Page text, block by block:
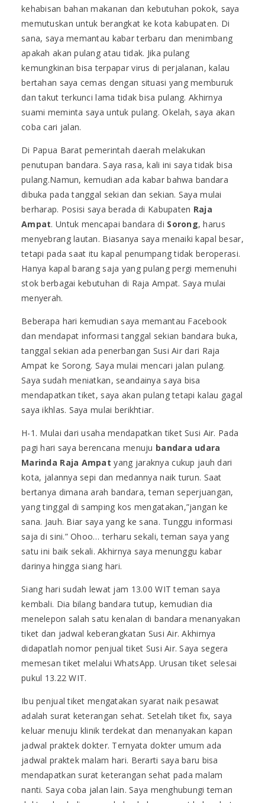
kehabisan bahan makanan dan kebutuhan pokok, saya
memutuskan untuk berangkat ke kota kabupaten. Di
sana, saya memantau kabar terbaru dan menimbang
apakah akan pulang atau tidak. Jika pulang
kemungkinan bisa terpapar virus di perjalanan, kalau
bertahan saya cemas dengan situasi yang memburuk
dan takut terkunci lama tidak bisa pulang. Akhirnya
suami meminta saya untuk pulang. Okelah, saya akan
coba cari jalan.
Di Papua Barat pemerintah daerah melakukan
penutupan bandara. Saya rasa, kali ini saya tidak bisa
pulang.Namun, kemudian ada kabar bahwa bandara
dibuka pada tanggal sekian dan sekian. Saya mulai
berharap. Posisi saya berada di Kabupaten Raja
Ampat. Untuk mencapai bandara di Sorong, harus
menyebrang lautan. Biasanya saya menaiki kapal besar,
tetapi pada saat itu kapal penumpang tidak beroperasi.
Hanya kapal barang saja yang pulang pergi memenuhi
stok berbagai kebutuhan di Raja Ampat. Saya mulai
menyerah.
Beberapa hari kemudian saya memantau Facebook
dan mendapat informasi tanggal sekian bandara buka,
tanggal sekian ada penerbangan Susi Air dari Raja
Ampat ke Sorong. Saya mulai mencari jalan pulang.
Saya sudah meniatkan, seandainya saya bisa
mendapatkan tiket, saya akan pulang tetapi kalau gagal
saya ikhlas. Saya mulai berikhtiar.
H-1. Mulai dari usaha mendapatkan tiket Susi Air. Pada
pagi hari saya berencana menuju bandara udara
Marinda Raja Ampat yang jaraknya cukup jauh dari
kota, jalannya sepi dan medannya naik turun. Saat
bertanya dimana arah bandara, teman seperjuangan,
yang tinggal di samping kos mengatakan,”jangan ke
sana. Jauh. Biar saya yang ke sana. Tunggu informasi
saja di sini.” Ohoo… terharu sekali, teman saya yang
satu ini baik sekali. Akhirnya saya menunggu kabar
darinya hingga siang hari.
Siang hari sudah lewat jam 13.00 WIT teman saya
kembali. Dia bilang bandara tutup, kemudian dia
menelepon salah satu kenalan di bandara menanyakan
tiket dan jadwal keberangkatan Susi Air. Akhirnya
didapatlah nomor penjual tiket Susi Air. Saya segera
memesan tiket melalui WhatsApp. Urusan tiket selesai
pukul 13.22 WIT.
Ibu penjual tiket mengatakan syarat naik pesawat
adalah surat keterangan sehat. Setelah tiket fix, saya
keluar menuju klinik terdekat dan menanyakan kapan
jadwal praktek dokter. Ternyata dokter umum ada
jadwal praktek malam hari. Berarti saya baru bisa
mendapatkan surat keterangan sehat pada malam
nanti. Saya coba jalan lain. Saya menghubungi teman